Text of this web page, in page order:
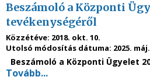
Beszámoló a Központi
tevékenységéről
Közzétéve: 2018. okt. 10.
Utolsó módosítás dátuma: 2025.
Beszámoló a Központi Ügyelet 2
Tovább...